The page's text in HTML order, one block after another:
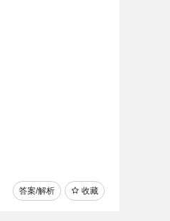
一游难忘。
收藏
答案/解析